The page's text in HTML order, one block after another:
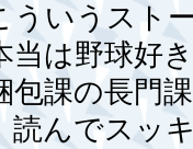
ういうスト
当は野球好
包課の長門
んでスッ